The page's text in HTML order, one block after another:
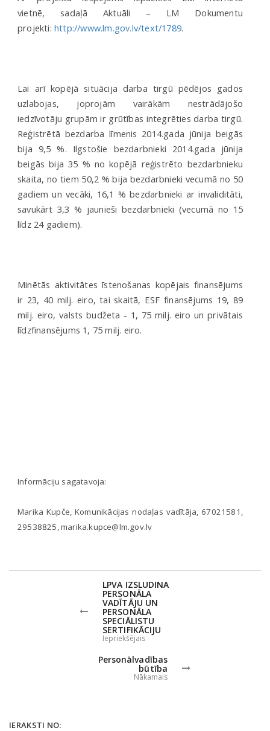
vietnē, sadaļā Aktuāli – LM Dokumentu
projekti:http://www.lm.gov.lv/text/1789.
Lai arī kopējā situācija darba tirgū pēdējos gados
uzlabojas, joprojām vairākām nestrādājošo
iedzīvotāju grupām ir grūtības integrēties darba tirgū.
Reģistrētā bezdarba līmenis 2014.gada jūnija beigās
bija 9,5 %. Ilgstošie bezdarbnieki 2014.gada jūnija
beigās bija 35 % no kopējā reģistrēto bezdarbnieku
skaita, no tiem 50,2 % bija bezdarbnieki vecumā no 50
gadiem un vecāki, 16,1 % bezdarbnieki ar invaliditāti,
savukārt 3,3 % jaunieši bezdarbnieki (vecumā no 15
līdz 24 gadiem).
Minētās aktivitātes īstenošanas kopējais finansējums
ir 23, 40 milj. eiro, tai skaitā, ESF finansējums 19, 89
milj. eiro, valsts budžeta - 1, 75 milj. eiro un privātais
līdzfinansējums 1, 75 milj. eiro.
Informāciju sagatavoja:
Marika Kupče, Komunikācijas nodaļas vadītāja, 67021581,
29538825, marika.kupce@lm.gov.lv
LPVA IZSLUDINA
PERSONĀLA
VADĪTĀJU UN
PERSONĀLA
SPECIĀLISTU
SERTIFIKĀCIJU
Iepriekšējais
Personālvadības
būtība
Nākamais
IERAKSTI NO: